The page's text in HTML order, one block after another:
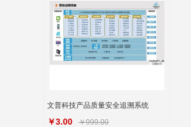
文普科技产品质量安全追溯系统
￥3.00 ￥999.00